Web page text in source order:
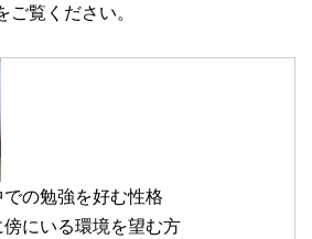
覧ください。
での勉強を好む性格
傍にいる環境を望む方